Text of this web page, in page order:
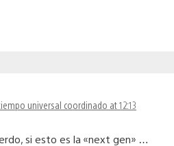
universal coordinado at 12:13
si esto es la «next gen» …